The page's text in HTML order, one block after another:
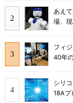
あえ
場、
フィ
40年
シリ
18Aプ